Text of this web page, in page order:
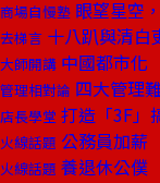
商場自慢塾 眼望星空
去梯言 十八趴與清白
大師開講 中國都市
管理相對論 四大管理
店長學堂 打造「3F」
火線話題 公務員加薪
火線話題 養退休公僕